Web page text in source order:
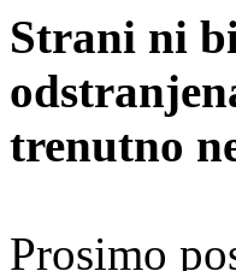
Strani ni
trenutno
Prosimo